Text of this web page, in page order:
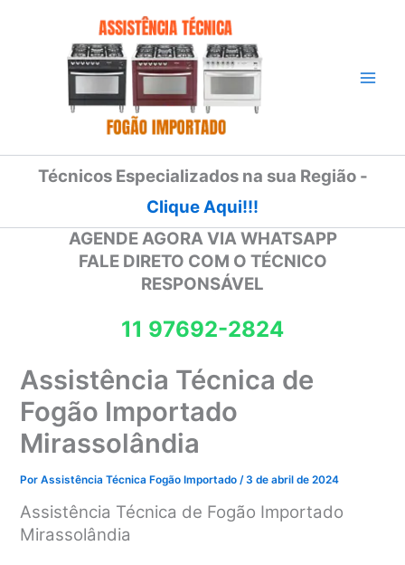
Técnicos Especializados na sua Região -
Clique Aqui!!!
AGENDE AGORA VIA WHATSAPP
FALE DIRETO COM O TÉCNICO
RESPONSÁVEL
11 97692-2824
Assistência Técnica de
Fogão Importado
Mirassolândia
PorAssistência Técnica Fogão Importado/3 de abril de 2024
Assistência Técnica de Fogão Importado
Mirassolândia